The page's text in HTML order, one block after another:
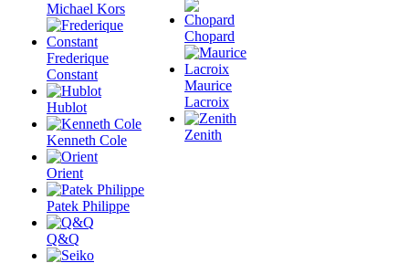
Michael Kors
Frederique
Constant
Hublot
Kenneth Cole
Orient
Patek Philippe
Q&Q
Chopard
Maurice
Lacroix
Zenith